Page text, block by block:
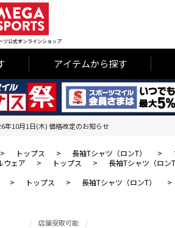
ツ公式オンラインショップ
アイテムから探す
年10月1日(木) 価格改定のお知らせ
> トップス > 長袖Tシャツ（ロンT） >
ウェア > トップス >
長袖Tシャツ（ロンT
> トップス > 長袖Tシャツ（ロンT） >
店舗受取可能